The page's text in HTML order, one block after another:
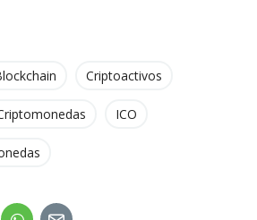
Criptoactivos
ICO